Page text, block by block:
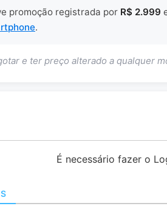
promoção registrada por R$ 2.999
.
e ter preço alterado a qualquer
É necessário fazer o